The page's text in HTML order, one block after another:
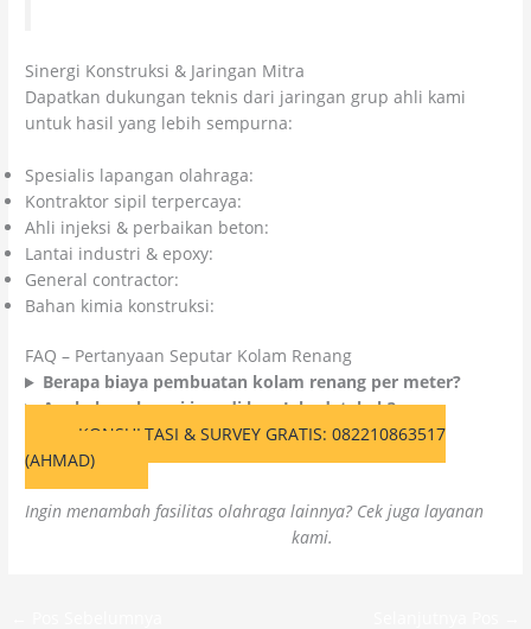
Sinergi Konstruksi & Jaringan Mitra
Dapatkan dukungan teknis dari jaringan grup ahli kami
untuk hasil yang lebih sempurna:
Spesialis lapangan olahraga:
Kontraktor sipil terpercaya:
Ahli injeksi & perbaikan beton:
Lantai industri & epoxy:
General contractor:
Bahan kimia konstruksi:
FAQ – Pertanyaan Seputar Kolam Renang
Berapa biaya pembuatan kolam renang per meter?
Apakah melayani jasa di luar Jabodetabek?
KONSULTASI & SURVEY GRATIS: 082210863517
(AHMAD)
Ingin menambah fasilitas olahraga lainnya? Cek juga layanan
kami.